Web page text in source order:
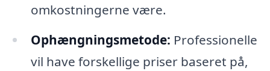
omkostningerne være.
Ophængningsmetode: Professionelle
vil have forskellige priser baseret på,